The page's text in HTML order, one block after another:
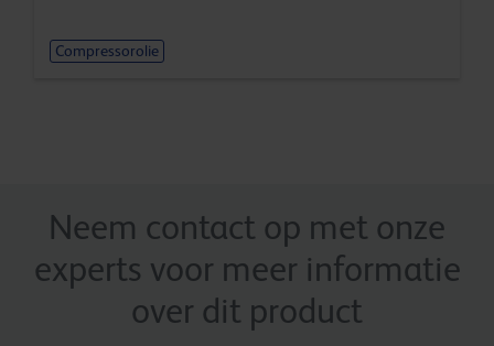
Compressorolie
Neem contact op met onze
experts voor meer informatie
over dit product